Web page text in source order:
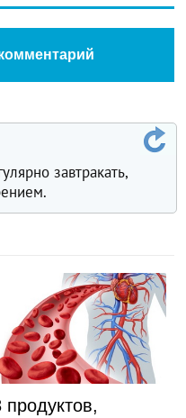
завтракать,
продуктов,